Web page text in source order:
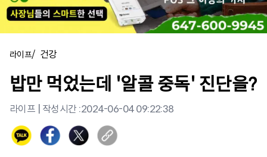
라이프/ 건강
밥만 먹었는데 '알콜 중독' 진단을?
라이프 | 작성시간 :2024-06-04 09:22:38